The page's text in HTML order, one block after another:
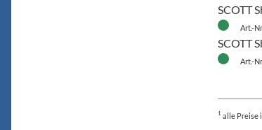
SCOTT
Art.-
SCOTT
Art.-
1 alle Preise